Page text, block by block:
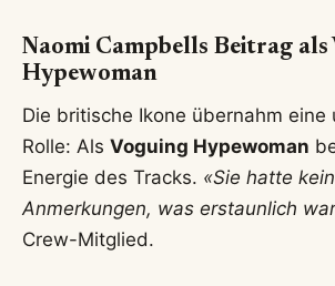
Naomi Campbells Beitrag als
Hypewoman
Die britische Ikone übernahm eine
Rolle: Als Voguing Hypewoman
Energie des Tracks. «Sie hatte
Anmerkungen, was erstaunlich
Crew-Mitglied.